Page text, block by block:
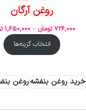
روغن آرگان
726,000 تومان –
1,650,000
انتخاب گزینه‌ها
خرید روغن بنفشهروغن